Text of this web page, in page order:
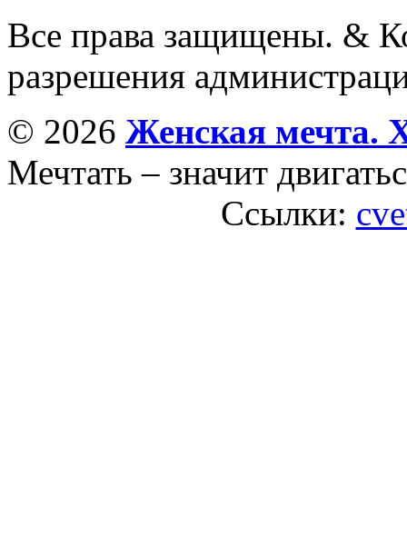
Все права защищены. &
разрешения
© 2026 Женская мечта.
Мечтать – значит
Ссылки: